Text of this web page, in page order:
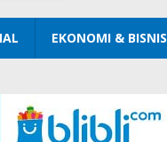
EKONOMI & BISNIS